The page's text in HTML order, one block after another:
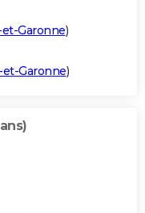
Garonne)
Garonne)